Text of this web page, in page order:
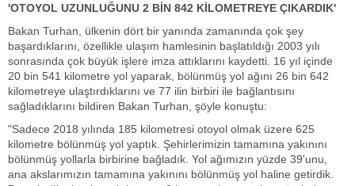
'OTOYOL UZUNLUĞUNU 2 BİN 842 KİLOMETREYE ÇIKARDIK'
Bakan Turhan, ülkenin dört bir yanında zamanında çok şey
başardıklarını, özellikle ulaşım hamlesinin başlatıldığı 2003 yılı
sonrasında çok büyük işlere imza attıklarını kaydetti. 16 yıl içinde
20 bin 541 kilometre yol yaparak, bölünmüş yol ağını 26 bin 642
kilometreye ulaştırdıklarını ve 77 ilin birbiri ile bağlantısını
sağladıklarını bildiren Bakan Turhan, şöyle konuştu:
"Sadece 2018 yılında 185 kilometresi otoyol olmak üzere 625
kilometre bölünmüş yol yaptık. Şehirlerimizin tamamına yakınını
bölünmüş yollarla birbirine bağladık. Yol ağımızın yüzde 39'unu,
ana akslarımızın tamamına yakınını bölünmüş yol haline getirdik.